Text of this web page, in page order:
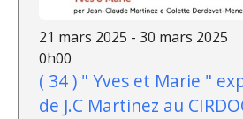
21 mars 2025 - 30 mars 2025
0h00
( 34 ) " Yves et Marie "
de J.C Martinez au